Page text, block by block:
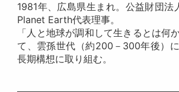
1981年、広島県生まれ。公益財団
Planet Earth代表理事。
「人と地球が調和して生きるとは何
て、雲孫世代（約200－300年後）
長期構想に取り組む。